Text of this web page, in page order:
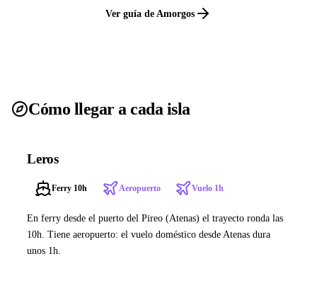
Ver guía de Amorgos
Cómo llegar a cada isla
Leros
Ferry 10h Aeropuerto Vuelo 1h
En ferry desde el puerto del Pireo (Atenas) el trayecto ronda las
10h. Tiene aeropuerto: el vuelo doméstico desde Atenas dura
unos 1h.